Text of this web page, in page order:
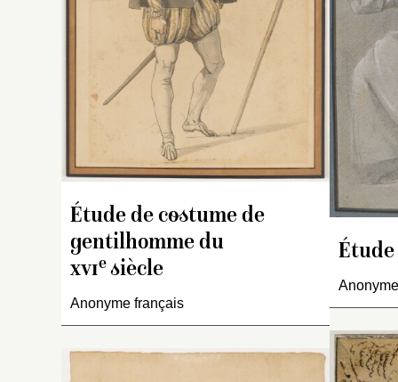
Étude de costume de
gentilhomme du
xviesiècle
Anonyme français
II